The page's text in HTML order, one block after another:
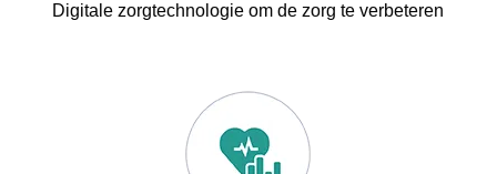
Digitale zorgtechnologie om de zorg te verbeteren